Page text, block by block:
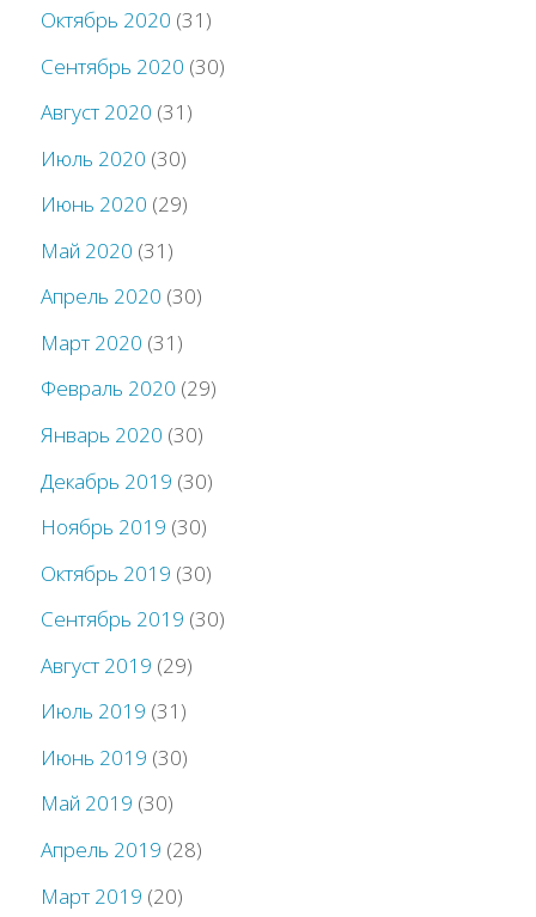
Октябрь 2020 (31)
Сентябрь 2020 (30)
Август 2020 (31)
Июль 2020 (30)
Июнь 2020 (29)
Май 2020 (31)
Апрель 2020 (30)
Март 2020 (31)
Февраль 2020 (29)
Январь 2020 (30)
Декабрь 2019 (30)
Ноябрь 2019 (30)
Октябрь 2019 (30)
Сентябрь 2019 (30)
Август 2019 (29)
Июль 2019 (31)
Июнь 2019 (30)
Май 2019 (30)
Апрель 2019 (28)
Март 2019 (20)